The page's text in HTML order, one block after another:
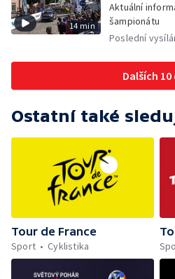
14 min
Aktuální
šampionátu
Poslední
Dalších 10
Ostatní také
Tour de France
Sport
Cyklistika